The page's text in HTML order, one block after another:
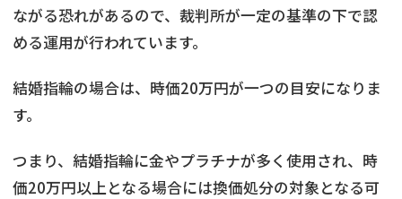
ながる恐れがあるので、裁判所が一定の基準の下で認
める運用が行われています。
結婚指輪の場合は、時価20万円が一つの目安になりま
す。
つまり、結婚指輪に金やプラチナが多く使用され、時
価20万円以上となる場合には換価処分の対象となる可